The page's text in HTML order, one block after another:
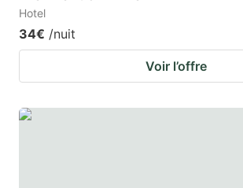
Hotel
34€ /nuit
Voir l’offre